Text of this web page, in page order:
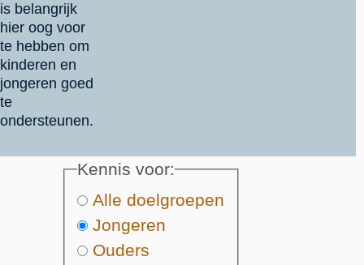
is belangrijk
hier oog voor
te hebben om
kinderen en
jongeren goed
te
ondersteunen.
Kennis voor
Alle doelgroepen
Jongeren
Ouders